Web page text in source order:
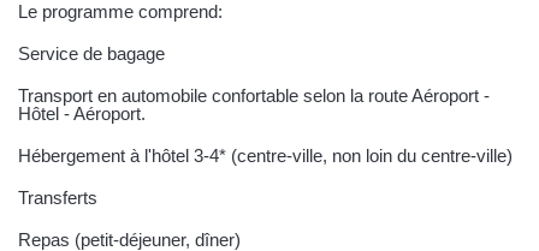
Le programme comprend:
Service de bagage
Transport en automobile confortable selon la route Aéroport -
Hôtel - Aéroport.
Hébergement à l'hôtel 3-4* (centre-ville, non loin du centre-ville)
Transferts
Repas (petit-déjeuner, dîner)